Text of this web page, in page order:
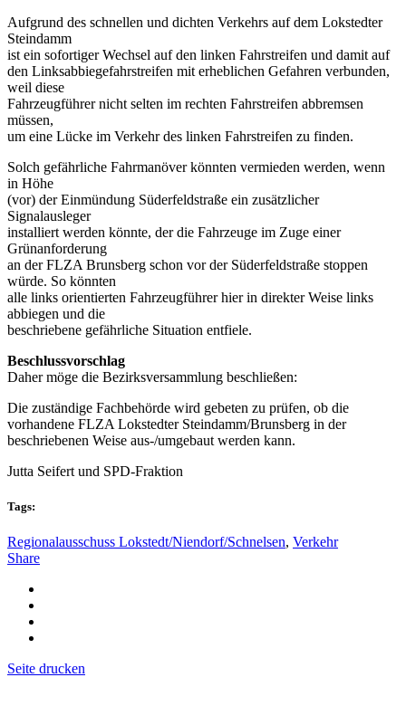
Aufgrund des schnellen und dichten Verkehrs auf dem Lokstedter
Steindamm
ist ein sofortiger Wechsel auf den linken Fahrstreifen und damit auf
den Linksabbiegefahrstreifen mit erheblichen Gefahren verbunden,
weil diese
Fahrzeugführer nicht selten im rechten Fahrstreifen abbremsen
müssen,
um eine Lücke im Verkehr des linken Fahrstreifen zu finden.
Solch gefährliche Fahrmanöver könnten vermieden werden, wenn
in Höhe
(vor) der Einmündung Süderfeldstraße ein zusätzlicher
Signalausleger
installiert werden könnte, der die Fahrzeuge im Zuge einer
Grünanforderung
an der FLZA Brunsberg schon vor der Süderfeldstraße stoppen
würde. So könnten
alle links orientierten Fahrzeugführer hier in direkter Weise links
abbiegen und die
beschriebene gefährliche Situation entfiele.
Beschlussvorschlag
Daher möge die Bezirksversammlung beschließen:
Die zuständige Fachbehörde wird gebeten zu prüfen, ob die
vorhandene FLZA Lokstedter Steindamm/Brunsberg in der
beschriebenen Weise aus-/umgebaut werden kann.
Jutta Seifert und SPD-Fraktion
Tags:
Regionalausschuss Lokstedt/Niendorf/Schnelsen, Verkehr
Share
Seite drucken